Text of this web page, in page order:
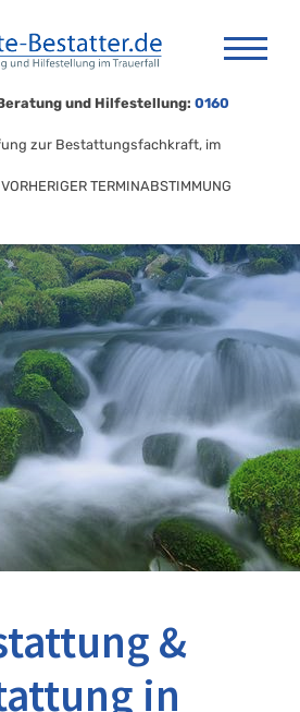
und Hilfestellung: 0160
zur Bestattungsfachkraft, im
TERMINABSTIMMUNG
&
in